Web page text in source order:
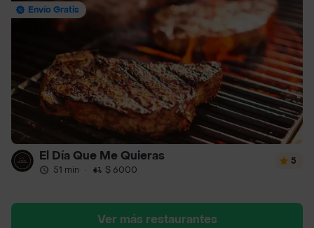
Envío Gratis
El Día Que Me Quieras
51 min · $ 6000
5
Ver más restaurantes